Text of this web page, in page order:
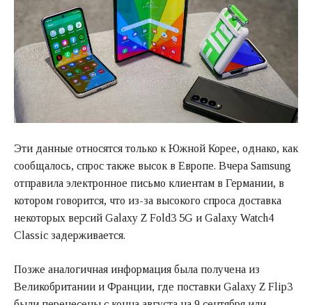
Эти данные относятся только к Южной Корее, однако, как
сообщалось, спрос также высок в Европе. Вчера Samsung
отправила электронное письмо клиентам в Германии, в
котором говорится, что из-за высокого спроса доставка
некоторых версий Galaxy Z Fold3 5G и Galaxy Watch4
Classic задерживается.
Позже аналогичная информация была получена из
Великобритании и Франции, где поставки Galaxy Z Flip3